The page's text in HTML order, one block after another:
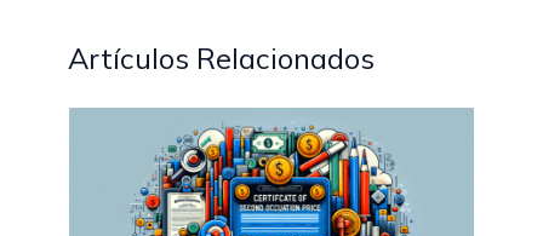
Artículos Relacionados